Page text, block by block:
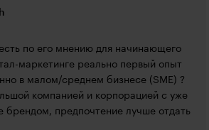
по его мнению для начинающего
маркетинге реально первый опыт
в малом/среднем бизнесе (SME) ?
компанией и корпорацией с уже
брендом, предпочтение лучше отдать